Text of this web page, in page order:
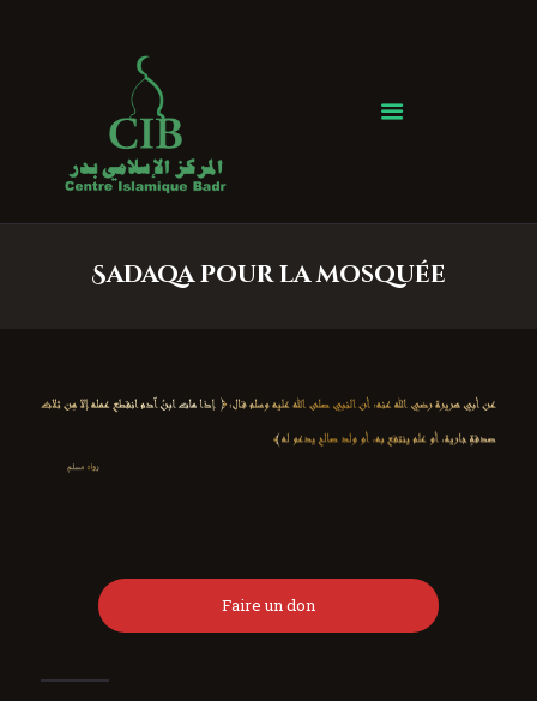
Sadaqa pour la mosquée
Centre Islamique Badr
Accueil
À propos
Services
Faire un don